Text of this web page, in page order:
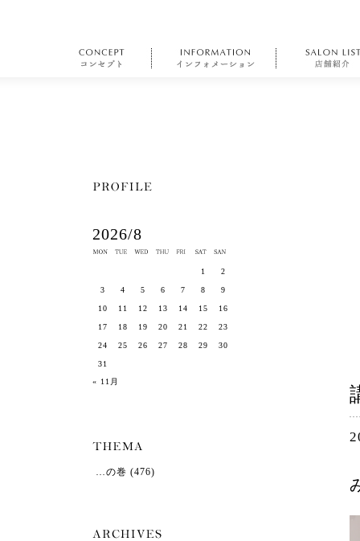
2026/8
« 11月
1 2
3 4 5 6 7 8 9
10 11 12 13 14 15 16
17 18 19 20 21 22 23
24 25 26 27 28 29 30
31
…の巻 (476)